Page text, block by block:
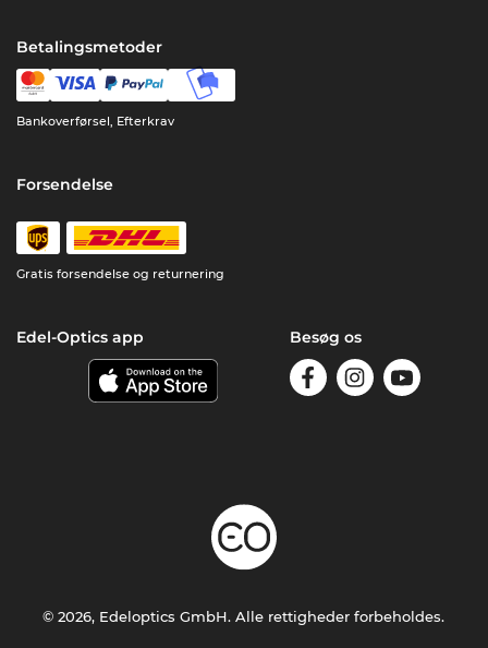
Betalingsmetoder
Bankoverførsel, Efterkrav
Forsendelse
Gratis forsendelse og returnering
Edel-Optics app Besøg os
© 2026, Edeloptics GmbH. Alle rettigheder forbeholdes.